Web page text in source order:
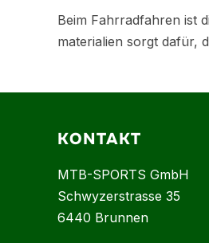
Beim Fahrradfahren ist
materialien sorgt dafür,
KONTAKT
MTB-SPORTS GmbH
Schwyzerstrasse 35
6440 Brunnen